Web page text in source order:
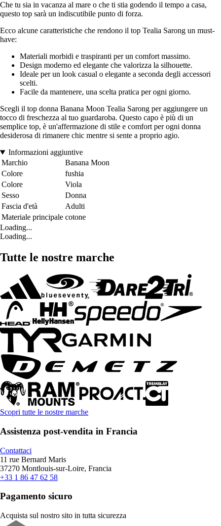
Che tu sia in vacanza al mare o che ti stia godendo il tempo a casa,
questo top sarà un indiscutibile punto di forza.
Ecco alcune caratteristiche che rendono il top Tealia Sarong un must-
have:
Materiali morbidi e traspiranti per un comfort massimo.
Design moderno ed elegante che valorizza la silhouette.
Ideale per un look casual o elegante a seconda degli accessori
scelti.
Facile da mantenere, una scelta pratica per ogni giorno.
Scegli il top donna Banana Moon Tealia Sarong per aggiungere un
tocco di freschezza al tuo guardaroba. Questo capo è più di un
semplice top, è un'affermazione di stile e comfort per ogni donna
desiderosa di rimanere chic mentre si sente a proprio agio.
Informazioni aggiuntive
Marchio
Banana Moon
Colore
fushia
Colore
Viola
Sesso
Donna
Fascia d'età
Adulti
Materiale principale cotone
Loading...
Loading...
Tutte le nostre marche
Scopri tutte le nostre marche
Assistenza post-vendita in Francia
Contattaci
11 rue Bernard Maris
37270 Montlouis-sur-Loire, Francia
+33 1 86 47 62 58
Pagamento sicuro
Acquista sul nostro sito in tutta sicurezza